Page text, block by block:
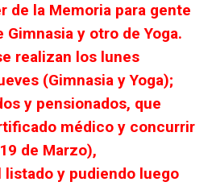
de la Memoria para gente
Gimnasia y otro de Yoga.
realizan los lunes
(Gimnasia y Yoga);
y pensionados, que
médico y concurrir
de Marzo),
listado y pudiendo luego